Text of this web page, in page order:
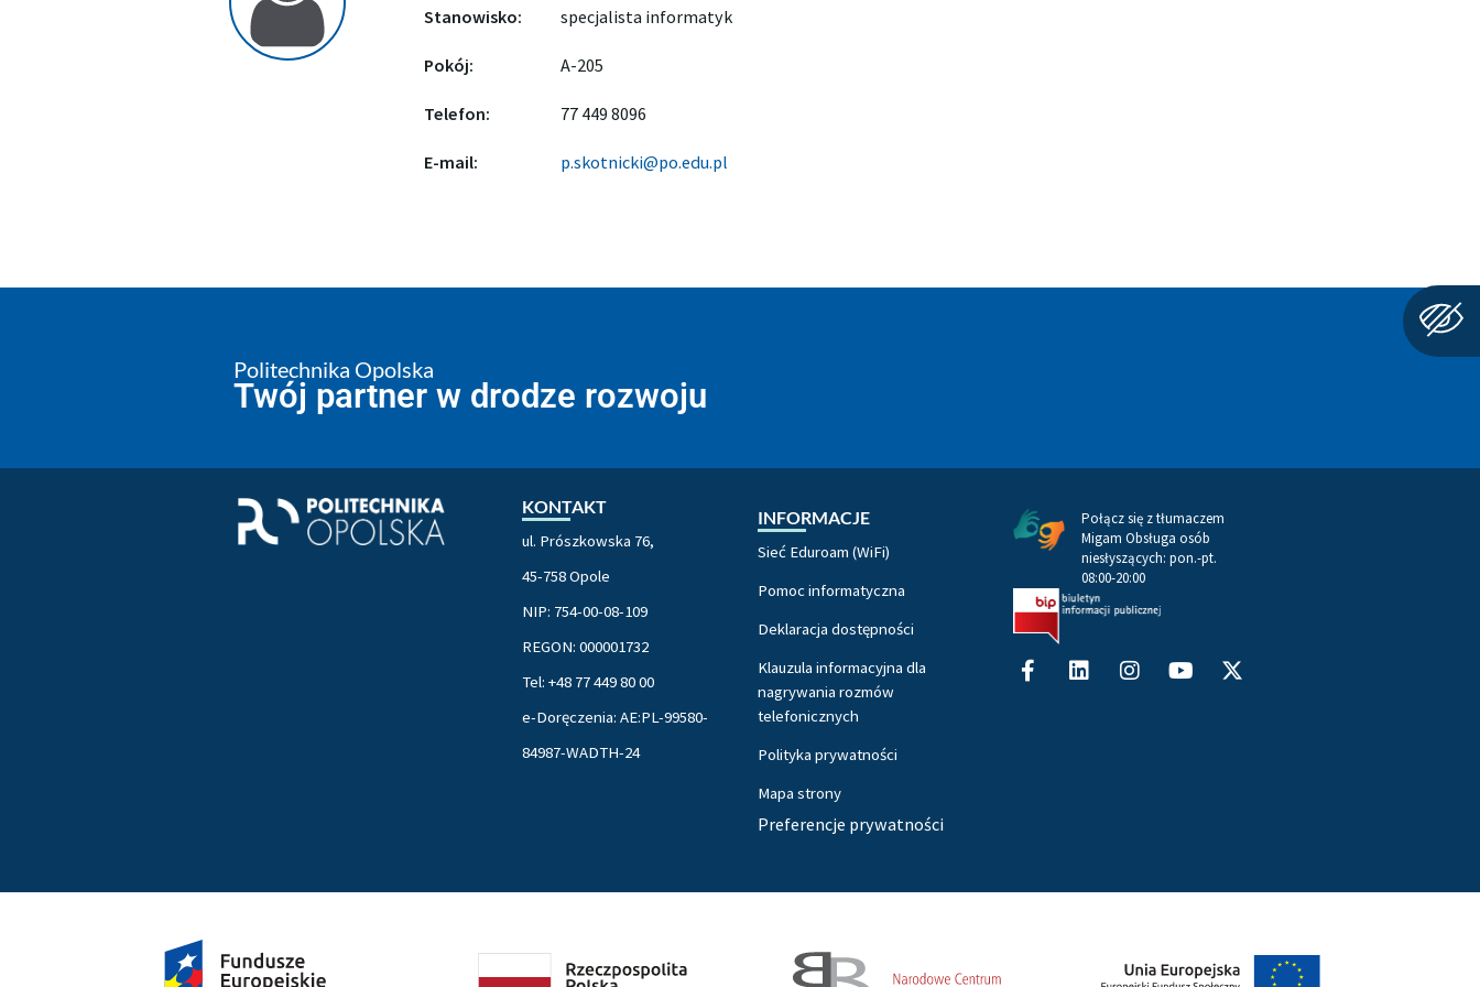
Stanowisko: specjalista informatyk
Pokój: A-205
Telefon: 77 449 8096
E-mail: p.skotnicki@po.edu.pl
Politechnika Opolska
Twój partner w drodze rozwoju
KONTAKT
ul. Prószkowska 76,
45-758 Opole
NIP: 754-00-08-109
REGON: 000001732
Tel: +48 77 449 80 00
e-Doręczenia: AE:PL-99580-
84987-WADTH-24
INFORMACJE
Sieć Eduroam (WiFi)
Pomoc informatyczna
Deklaracja dostępności
Klauzula informacyjna dla
nagrywania rozmów
telefonicznych
Polityka prywatności
Mapa strony
Preferencje prywatności
Połącz się z tłumaczem
Migam Obsługa osób
niesłyszących: pon.-pt.
08:00-20:00
Facebook-
f
LinkedinInstagram
twitter